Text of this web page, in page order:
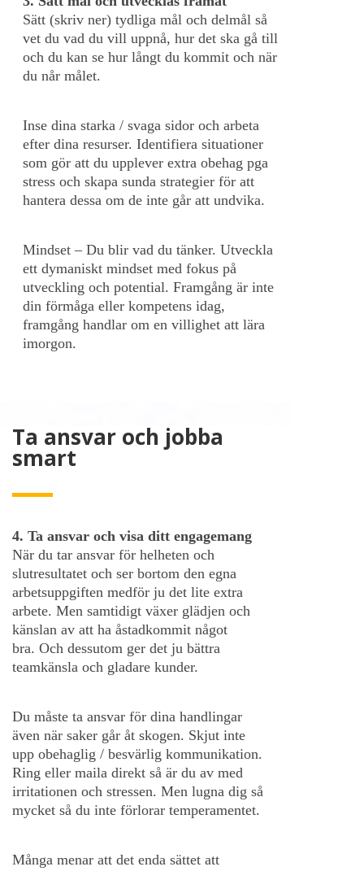
Sätt (skriv ner) tydliga mål och delmål så
vet du vad du vill uppnå, hur det ska gå till
och du kan se hur långt du kommit och när
du når målet.
Inse dina starka / svaga sidor och arbeta
efter dina resurser. Identifiera situationer
som gör att du upplever extra obehag pga
stress och skapa sunda strategier för att
hantera dessa om de inte går att undvika.
Mindset – Du blir vad du tänker. Utveckla
ett dymaniskt mindset med fokus på
utveckling och potential. Framgång är inte
din förmåga eller kompetens idag,
framgång handlar om en villighet att lära
imorgon.
Ta ansvar och jobba
smart
4. Ta ansvar och visa ditt engagemang
När du tar ansvar för helheten och
slutresultatet och ser bortom den egna
arbetsuppgiften medför ju det lite extra
arbete. Men samtidigt växer glädjen och
känslan av att ha åstadkommit något
bra. Och dessutom ger det ju bättra
teamkänsla och gladare kunder.
Du måste ta ansvar för dina handlingar
även när saker går åt skogen. Skjut inte
upp obehaglig / besvärlig kommunikation.
Ring eller maila direkt så är du av med
irritationen och stressen. Men lugna dig så
mycket så du inte förlorar temperamentet.
Många menar att det enda sättet att